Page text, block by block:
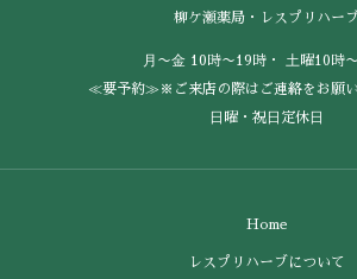
柳ケ瀬薬局・レスプリハーブ
⽉〜⾦ 10時〜19時・ ⼟曜10時
≪要予約≫※ご来店の際はご連絡をお願い
⽇曜・祝⽇定休⽇
Home
レスプリハーブについて